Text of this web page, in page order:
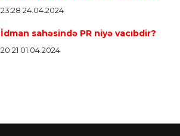
23:28 24.04.2024
İdman sahəsində PR niyə vacıbdir?
20:21 01.04.2024